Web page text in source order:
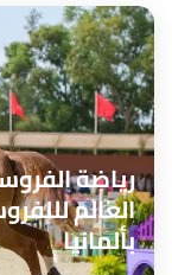
رياضة
العالم
بألمانيا